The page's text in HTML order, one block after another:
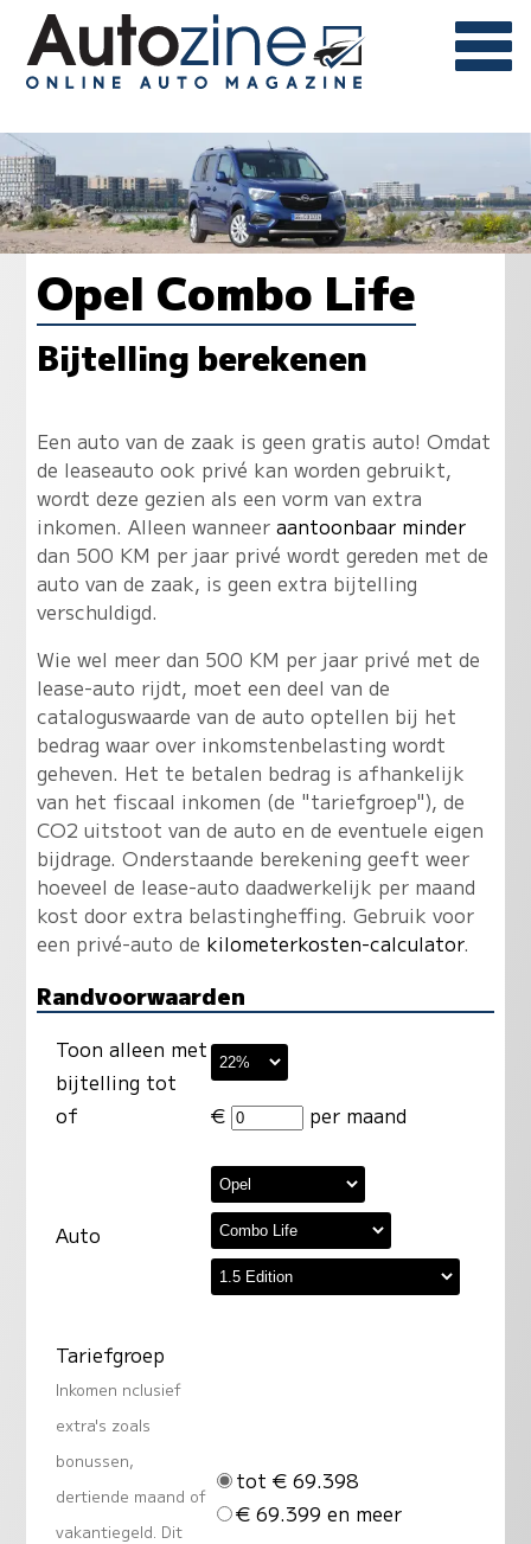
Opel Combo Life
Bijtelling berekenen
Een auto van de zaak is geen gratis auto! Omdat
de leaseauto ook privé kan worden gebruikt,
wordt deze gezien als een vorm van extra
inkomen. Alleen wanneer aantoonbaar minder
dan 500 KM per jaar privé wordt gereden met de
auto van de zaak, is geen extra bijtelling
verschuldigd.
Wie wel meer dan 500 KM per jaar privé met de
lease-auto rijdt, moet een deel van de
cataloguswaarde van de auto optellen bij het
bedrag waar over inkomstenbelasting wordt
geheven. Het te betalen bedrag is afhankelijk
van het fiscaal inkomen (de "tariefgroep"), de
CO2 uitstoot van de auto en de eventuele eigen
bijdrage. Onderstaande berekening geeft weer
hoeveel de lease-auto daadwerkelijk per maand
kost door extra belastingheffing. Gebruik voor
een privé-auto de kilometerkosten-calculator.
Randvoorwaarden
Toon alleen met
bijtelling tot
of
€ per maand
Auto
Tariefgroep
Inkomen nclusief
extra's zoals
bonussen,
dertiende maand of
vakantiegeld. Dit
tot € 69.398
€ 69.399 en meer